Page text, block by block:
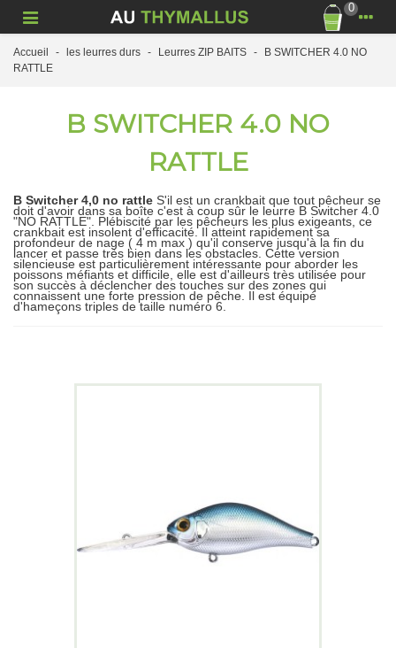
0
Accueil - les leurres durs - Leurres ZIP BAITS -
B SWITCHER 4.0 NO
RATTLE
B SWITCHER 4.0 NO
RATTLE
B Switcher 4,0 no rattle S'il est un crankbait que tout pêcheur se
doit d'avoir dans sa boîte c'est à coup sûr le leurre B Switcher 4.0
"NO RATTLE". Plébiscité par les pêcheurs les plus exigeants, ce
crankbait est insolent d'efficacité. Il atteint rapidement sa
profondeur de nage ( 4 m max ) qu'il conserve jusqu'à la fin du
lancer et passe très bien dans les obstacles. Cette version
silencieuse est particulièrement intéressante pour aborder les
poissons méfiants et difficile, elle est d'ailleurs très utilisée pour
son succès à déclencher des touches sur des zones qui
connaissent une forte pression de pêche. Il est équipé
d'hameçons triples de taille numéro 6.